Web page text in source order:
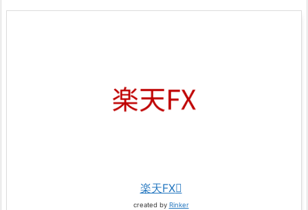
楽天FX
created by Rinker